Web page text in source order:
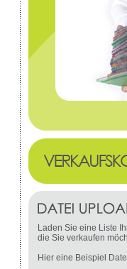
Laden Sie eine Liste
die Sie verkaufen
Hier eine Beispiel